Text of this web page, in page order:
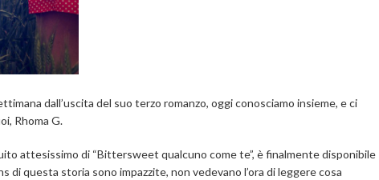
dall’uscita del suo terzo romanzo, oggi conosciamo insieme, e ci
Rhoma G.
attesissimo di “Bittersweet qualcuno come te”, è finalmente disponibile
di questa storia sono impazzite, non vedevano l’ora di leggere cosa